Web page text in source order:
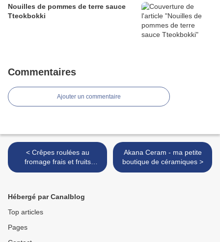
Nouilles de pommes de terre sauce
Tteokbokki
Commentaires
Ajouter un commentaire
< Crêpes roulées au
fromage frais et fruits
rouges
Akana Ceram - ma petite
boutique de céramiques >
Hébergé par Canalblog
Top articles
Pages